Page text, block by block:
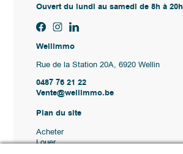
Ouvert du lundi au samedi de 8h à 20h
Wellimmo
Rue de la Station 20A, 6920 Wellin
0487 76 21 22
Vente@wellimmo.be
Plan du site
Acheter
Louer